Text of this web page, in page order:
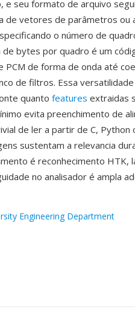
seu formato de arquivo
de vetores de parâmetros
o número de
bytes por quadro é um
de forma de onda até
de filtros. Essa
quanto features extraidas
evita preenchimento de
de ler a partir de C, Python
sustentam a relevancia
é reconhecimento HTK,
no analisador é ampla
Engineering Department